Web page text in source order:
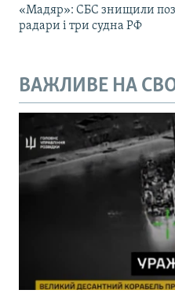
«Мадяр»: СБС знищили
радари і три судна РФ
ВАЖЛИВЕ НА